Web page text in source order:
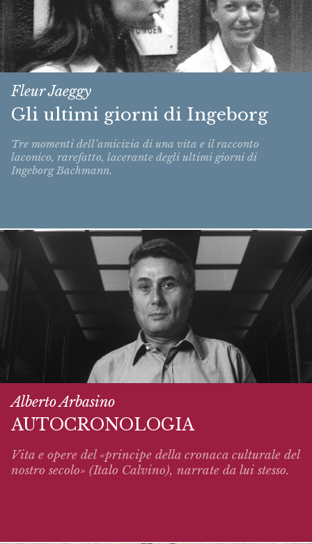
Fleur Jaeggy
Gli ultimi giorni di Ingeborg
Tre momenti dell’amicizia di una vita e il racconto
laconico, rarefatto, lacerante degli ultimi giorni di
Ingeborg Bachmann.
Alberto Arbasino
AUTOCRONOLOGIA
Vita e opere del «principe della cronaca culturale del
nostro secolo» (Italo Calvino), narrate da lui stesso.